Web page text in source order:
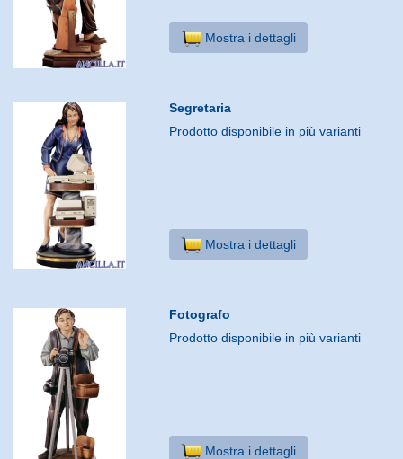
Mostra i dettagli
Segretaria
Prodotto disponibile in più varianti
Mostra i dettagli
Fotografo
Prodotto disponibile in più varianti
Mostra i dettagli